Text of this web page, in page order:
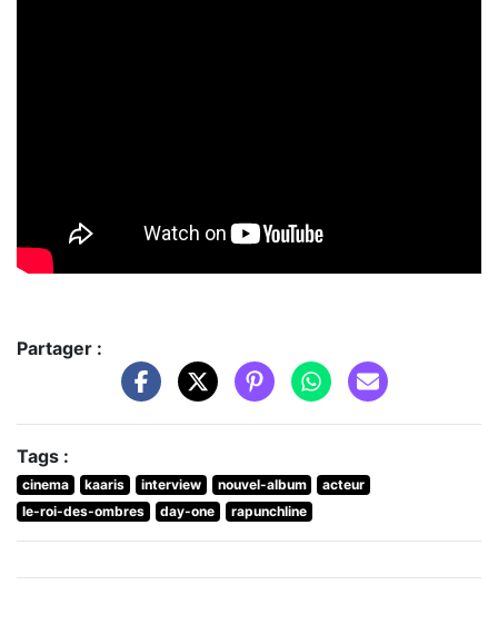
Partager :
Tags :
cinema kaaris interview nouvel-album
acteur
le-roi-des-ombres
day-one rapunchline